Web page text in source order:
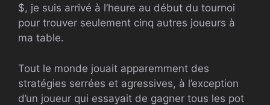
$, je suis arrivé à l’heure au début du tournoi
pour trouver seulement cinq autres joueurs à
ma table.
Tout le monde jouait apparemment des
stratégies serrées et agressives, à l’exception
d’un joueur qui essayait de gagner tous les pot